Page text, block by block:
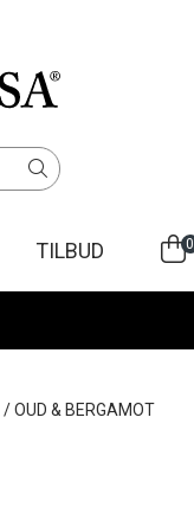
TILBUD 0
/OUD & BERGAMOT